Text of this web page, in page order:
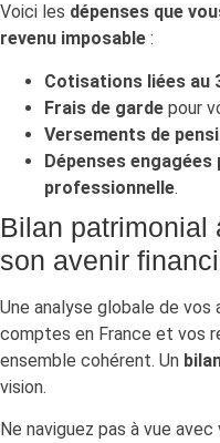
Voici les dépenses que
revenu imposable :
Cotisations liées au
Frais de garde pour
Versements de
Dépenses
professionnelle.
Bilan patrimonial
son avenir
Une analyse globale de
comptes en France et vos
ensemble cohérent. Un
vision.
Ne naviguez pas à vue